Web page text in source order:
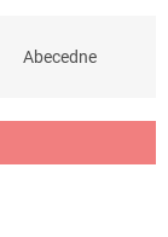
Abecedne